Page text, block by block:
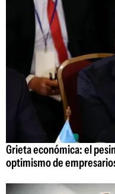
Grieta económica: el
optimismo de